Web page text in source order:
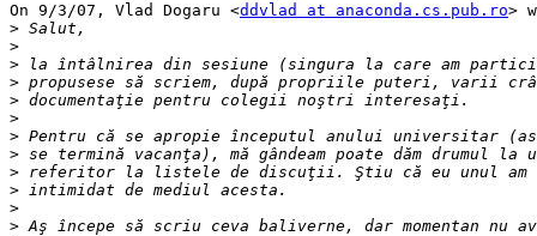
On 9/3/07, Vlad Dogaru <ddvlad at anaconda.cs.pub.ro>
>
>
>
>
>
>
>
>
>
>
>
>